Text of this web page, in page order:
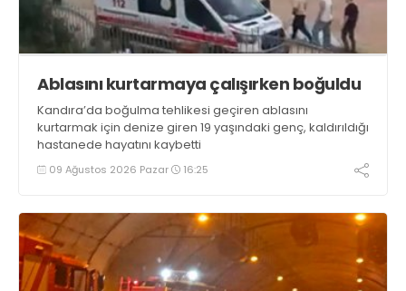
Ablasını kurtarmaya çalışırken boğuldu
Kandıra’da boğulma tehlikesi geçiren ablasını
kurtarmak için denize giren 19 yaşındaki genç, kaldırıldığı
hastanede hayatını kaybetti
09 Ağustos 2026 Pazar 16:25